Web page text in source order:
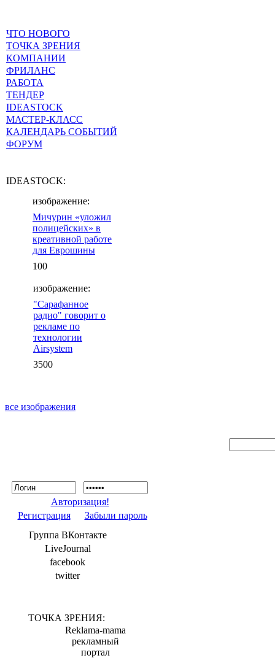
ЧТО НОВОГО
ТОЧКА ЗРЕНИЯ
КОМПАНИИ
ФРИЛАНС
РАБОТА
ТЕНДЕР
IDEASTOCK
МАСТЕР-КЛАСС
КАЛЕНДАРЬ СОБЫТИЙ
ФОРУМ
IDEASTOCK:
изображение:
Мичурин «уложил
полицейских» в
креативной работе
для Еврошины
100
изображение:
"Сарафанное
радио" говорит о
рекламе по
технологии
Airsystem
3500
все изображения
Авторизация!
Регистрация
Забыли пароль
Группа ВКонтакте
LiveJournal
facebook
twitter
ТОЧКА ЗРЕНИЯ:
Reklama-mama
рекламный
портал